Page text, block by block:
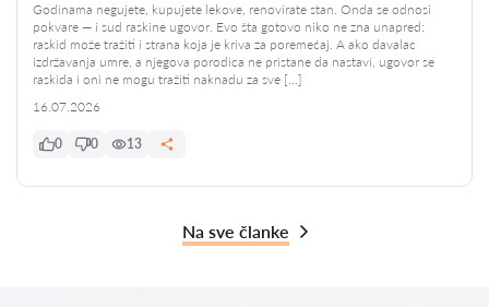
Godinama negujete, kupujete lekove, renovirate stan. Onda se odnosi
pokvare — i sud raskine ugovor. Evo šta gotovo niko ne zna unapred:
raskid može tražiti i strana koja je kriva za poremećaj. A ako davalac
izdržavanja umre, a njegova porodica ne pristane da nastavi, ugovor se
raskida i oni ne mogu tražiti naknadu za sve […]
16.07.2026
0 0 13
Na sve članke